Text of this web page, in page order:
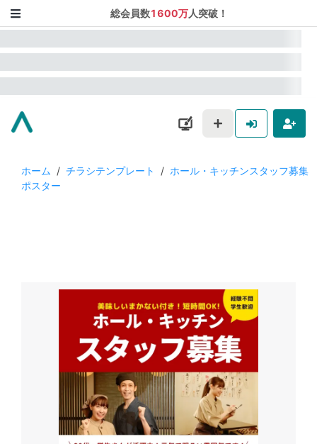
総会員数1600万人突破！
ホーム / チラシテンプレート / ホール・キッチンスタッフ募集
ポスター